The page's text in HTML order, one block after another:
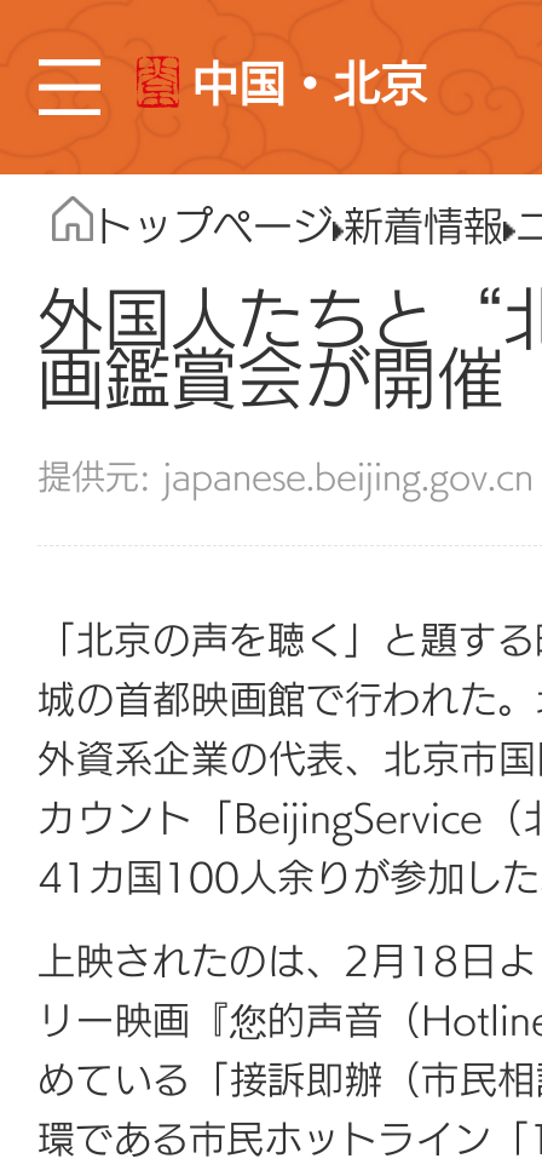
中国・北京
トップページ 新着情報
外国人たちと“
画鑑賞会が開催
japanese.beijing.gov.cn
「北京の声を聴く」と題す
城の首都映画館で行われた
外資系企業の代表、北京市
カウント「BeijingService
41カ国100人余りが参加し
上映されたのは、2月18日
リー映画『您的声音（
めている「接訴即辦（市民
環である市民ホットライン